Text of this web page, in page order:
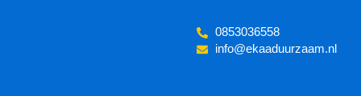
‪0853036558
info@ekaaduurzaam.nl